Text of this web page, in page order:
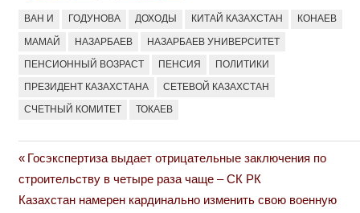
ВАН И ГОДУНОВА ДОХОДЫ КИТАЙ КАЗАХСТАН КОНАЕВ
МАМАЙ НАЗАРБАЕВ НАЗАРБАЕВ УНИВЕРСИТЕТ
ПЕНСИОННЫЙ ВОЗРАСТ ПЕНСИЯ ПОЛИТИКИ
ПРЕЗИДЕНТ КАЗАХСТАНА СЕТЕВОЙ КАЗАХСТАН
СЧЕТНЫЙ КОМИТЕТ ТОКАЕВ
Навигация
по
Previous
Post:
Госэкспертиза выдает отрицательные заключения по
строительству в четыре раза чаще – СК РК
Next
Казахстан намерен кардинально изменить свою военную